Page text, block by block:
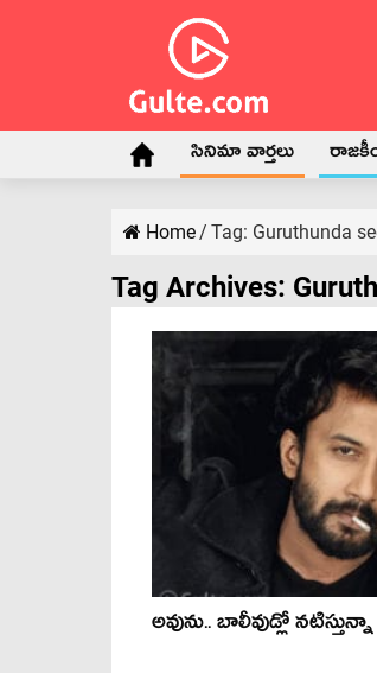
సినిమా వార్తలు
Home/ Tag: Guruthunda
Tag Archives:
అవును.. బాలీవుడ్లో నటిస్తున్నా